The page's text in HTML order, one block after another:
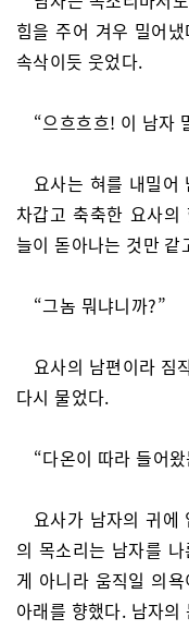
힘을 주어 겨우 밀어
속삭이듯 웃었다.
“으흐흐흐! 이 남자
요사는 혀를 내밀어
차갑고 축축한 요사
늘이 돋아나는 것만
“그놈 뭐냐니까?”
요사의 남편이라 짐
다시 물었다.
“다온이 따라 들어
요사가 남자의 귀에
의 목소리는 남자를
게 아니라 움직일 의
아래를 향했다. 남자